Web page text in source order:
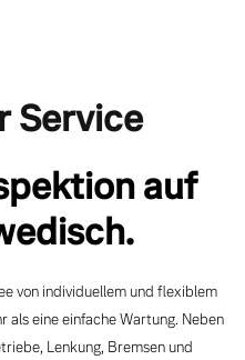
von Original
Winter- und
Kompletträder.
Service
auf
von individuellem und flexiblem
als eine einfache Wartung. Neben
Lenkung, Bremsen und